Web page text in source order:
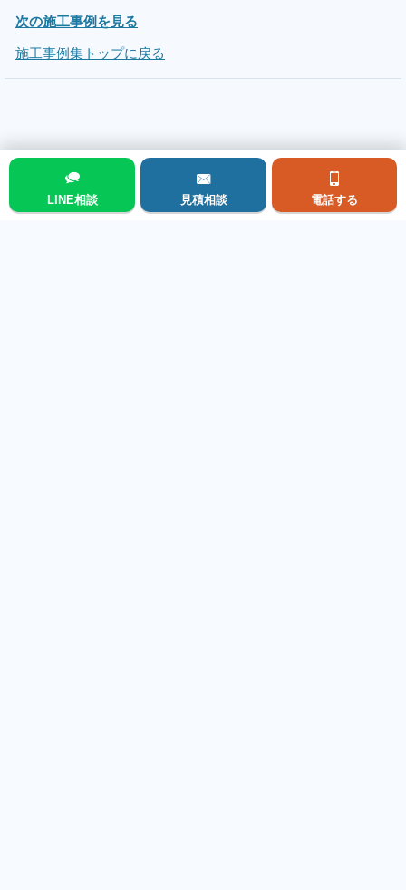
次の施工事例を見る
施工事例集トップに戻る
この工事に関連する解説ページ（費用・判断）
メニュー
LINE相談 見積相談 電話する